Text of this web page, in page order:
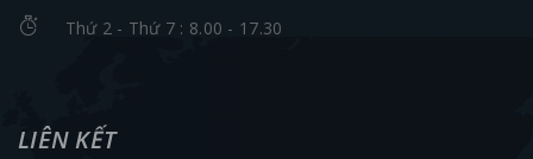
Thứ 2 - Thứ 7 : 8.00 - 17.30
LIÊN KẾT